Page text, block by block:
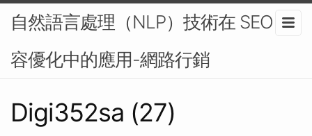
自然語言處理（NLP）技術在 SEO 內
容優化中的應用-網路行銷
Digi352sa (27)